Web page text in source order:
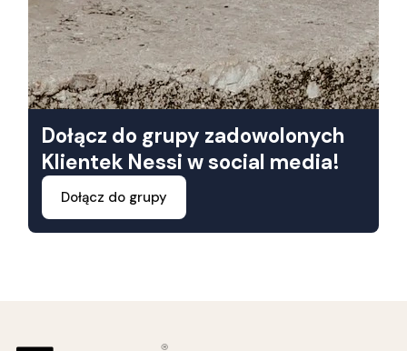
Dołącz do grupy zadowolonych
Klientek Nessi w social media!
Dołącz do grupy